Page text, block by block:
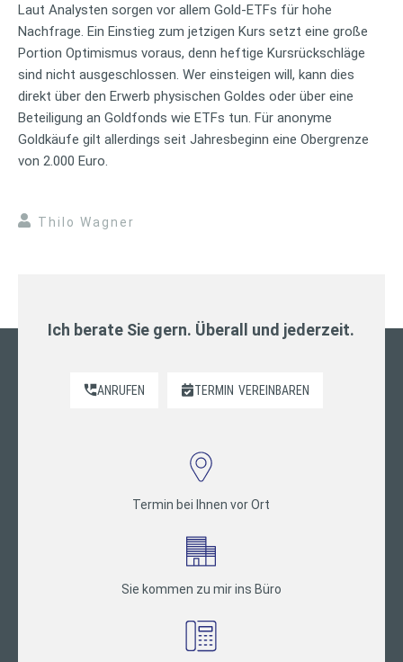
Laut Analysten sorgen vor allem Gold-ETFs für hohe
Nachfrage. Ein Einstieg zum jetzigen Kurs setzt eine große
Portion Optimismus voraus, denn heftige Kursrückschläge
sind nicht ausgeschlossen. Wer einsteigen will, kann dies
direkt über den Erwerb physischen Goldes oder über eine
Beteiligung an Goldfonds wie ETFs tun. Für anonyme
Goldkäufe gilt allerdings seit Jahresbeginn eine Obergrenze
von 2.000 Euro.
Thilo Wagner
Ich berate Sie gern. Überall und jederzeit.
ANRUFEN TERMIN VEREINBAREN
Termin bei Ihnen vor Ort
Sie kommen zu mir ins Büro